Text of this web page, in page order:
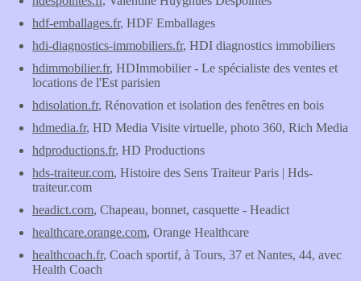
hdf-emballages.fr, HDF Emballages
hdi-diagnostics-immobiliers.fr, HDI diagnostics immobiliers
hdimmobilier.fr, HDImmobilier - Le spécialiste des ventes et
locations de l'Est parisien
hdisolation.fr, Rénovation et isolation des fenêtres en bois
hdmedia.fr, HD Media Visite virtuelle, photo 360, Rich Media
hdproductions.fr, HD Productions
hds-traiteur.com, Histoire des Sens Traiteur Paris | Hds-
traiteur.com
headict.com, Chapeau, bonnet, casquette - Headict
healthcare.orange.com, Orange Healthcare
healthcoach.fr, Coach sportif, à Tours, 37 et Nantes, 44, avec
Health Coach